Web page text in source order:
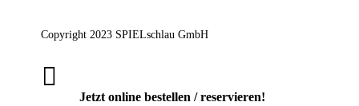
Copyright 2023 SPIELschlau GmbH

Jetzt online bestellen / reservieren!